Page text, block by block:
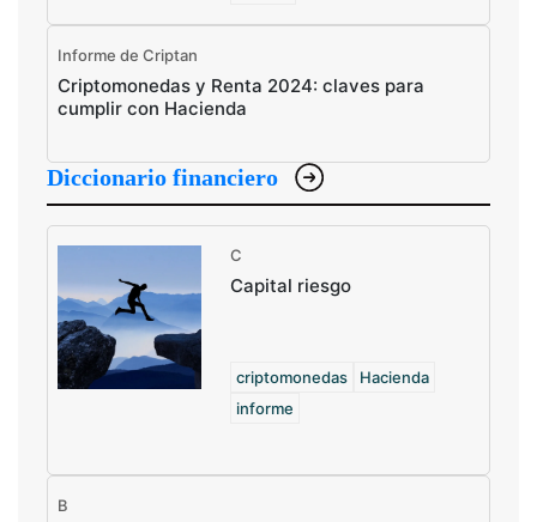
Informe de Criptan
Criptomonedas y Renta 2024: claves para
cumplir con Hacienda
Diccionario financiero
C
Capital riesgo
criptomonedas
Hacienda
informe
B